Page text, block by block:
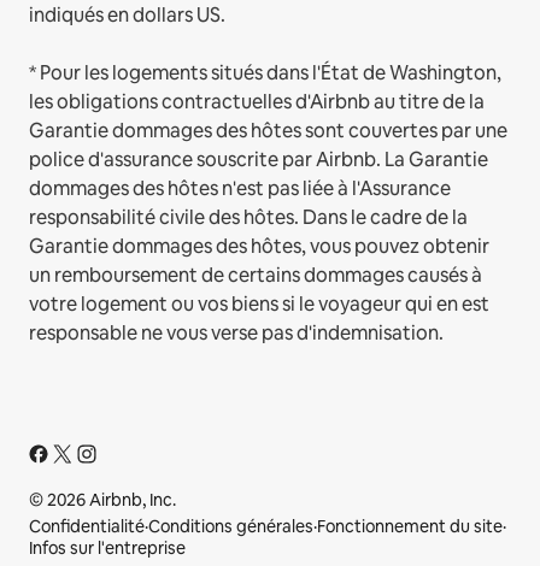
indiqués en dollars US.
* Pour les logements situés dans l'État de Washington,
les obligations contractuelles d'Airbnb au titre de la
Garantie dommages des hôtes sont couvertes par une
police d'assurance souscrite par Airbnb. La Garantie
dommages des hôtes n'est pas liée à l'Assurance
responsabilité civile des hôtes. Dans le cadre de la
Garantie dommages des hôtes, vous pouvez obtenir
un remboursement de certains dommages causés à
votre logement ou vos biens si le voyageur qui en est
responsable ne vous verse pas d'indemnisation.
© 2026 Airbnb, Inc.
Confidentialité·Conditions générales·Fonctionnement du site·
Infos sur l'entreprise